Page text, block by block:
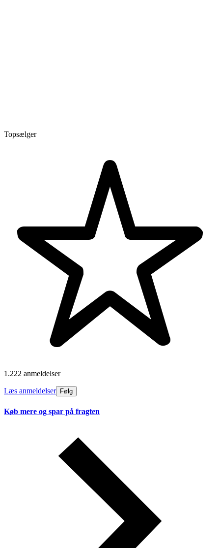
Topsælger
1.222 anmeldelser
Læs anmeldelser Følg
Køb mere og spar på fragten